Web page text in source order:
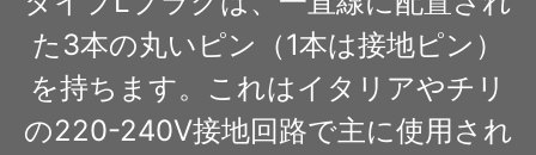
た3本の丸いピン（1本は接地ピン）
を持ちます。これはイタリアやチリ
の220-240V接地回路で主に使用され